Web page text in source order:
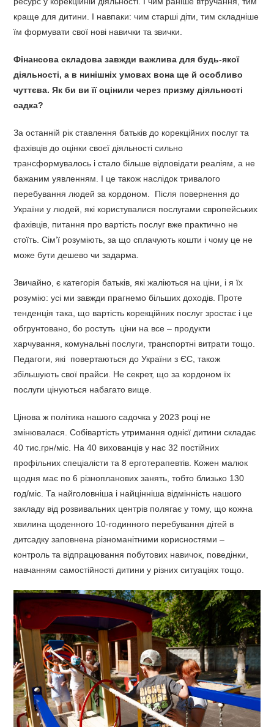
краще для дитини. І навпаки: чим старші діти, тим складніше
їм формувати свої нові навички та звички.
Фінансова складова завжди важлива для будь-якої
діяльності, а в нинішніх умовах вона ще й особливо
чуттєва. Як би ви її оцінили через призму діяльності
садка?
За останній рік ставлення батьків до корекційних послуг та
фахівців до оцінки своєї діяльності сильно
трансформувалось і стало більше відповідати реаліям, а не
бажаним уявленням. І це також наслідок тривалого
перебування людей за кордоном. Після повернення до
України у людей, які користувалися послугами європейських
фахівців, питання про вартість послуг вже практично не
стоїть. Сім’ї розуміють, за що сплачують кошти і чому це не
може бути дешево чи задарма.
Звичайно, є категорія батьків, які жаліються на ціни, і я їх
розумію: усі ми завжди прагнемо більших доходів. Проте
тенденція така, що вартість корекційних послуг зростає і це
обгрунтовано, бо ростуть ціни на все – продукти
харчування, комунальні послуги, транспортні витрати тощо.
Педагоги, які повертаються до України з ЄС, також
збільшують свої прайси. Не секрет, що за кордоном їх
послуги цінуються набагато вище.
Цінова ж політика нашого садочка у 2023 році не
змінювалася. Собівартість утримання однієї дитини складає
40 тис.грн/міс. На 40 вихованців у нас 32 постійних
профільних спеціалісти та 8 ерготерапевтів. Кожен малюк
щодня має по 6 різнопланових занять, тобто близько 130
год/міс. Та найголовніша і найцінніша відмінність нашого
закладу від розвивальних центрів полягає у тому, що кожна
хвилина щоденного 10-годинного перебування дітей в
дитсадку заповнена різноманітними корисностями –
контроль та відпрацювання побутових навичок, поведінки,
навчанням самостійності дитини у різних ситуаціях тощо.